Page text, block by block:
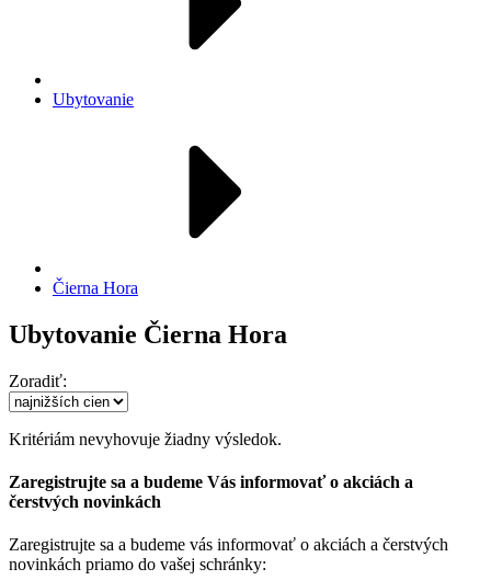
Ubytovanie
Čierna Hora
Ubytovanie Čierna Hora
Zoradiť:
Kritériám nevyhovuje žiadny výsledok.
Zaregistrujte sa a budeme Vás informovať o akciách a
čerstvých novinkách
Zaregistrujte sa a budeme vás informovať o akciách a čerstvých
novinkách priamo do vašej schránky: